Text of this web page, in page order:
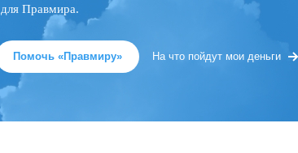
для Правмира.
Помочь «Правмиру» На что пойдут мои деньги